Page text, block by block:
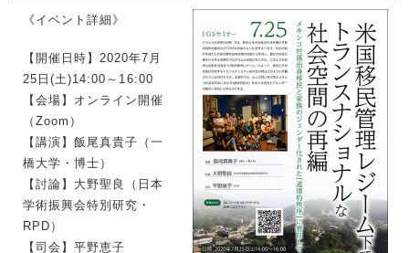
《イベント詳細》
【開催日時】2020年7月
25日(土)14:00～16:00
【会場】オンライン開催
（Zoom）
【講演】飯尾真貴子（一
橋大学・博士）
【討論】大野聖良（日本
学術振興会特別研究・
RPD）
【司会】平野恵子